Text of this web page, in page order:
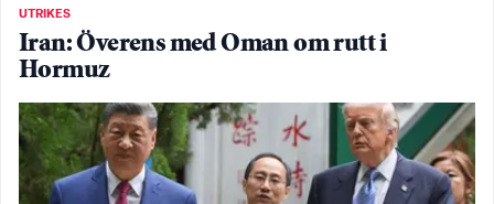
UTRIKES
Iran: Överens med Oman om rutt i
Hormuz